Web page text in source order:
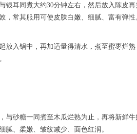
耳同煮大约30分钟左右，然后放入陈皮
常其服用可使皮肤白嫩、细腻、富有弹性
入锅中，再加适量得清水，煮至蜜枣烂
砂糖一同煮至木瓜烂熟为止，再将新鲜
腻、柔嫩、皱纹减少、面色红润。